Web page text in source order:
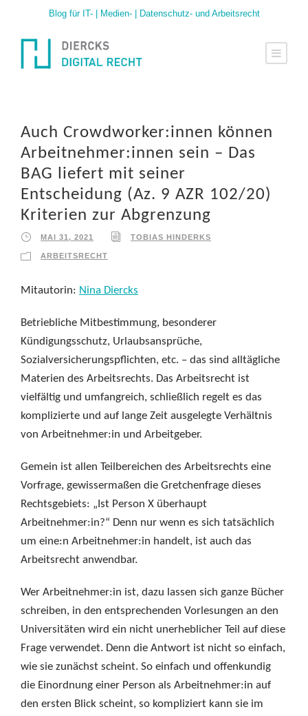
Blog für IT- | Medien- | Datenschutz- und Arbeitsrecht
Auch Crowdworker:innen können
Arbeitnehmer:innen sein – Das
BAG liefert mit seiner
Entscheidung (Az. 9 AZR 102/20)
Kriterien zur Abgrenzung
MAI 31, 2021 TOBIAS HINDERKS
ARBEITSRECHT
Mitautorin: Nina Diercks
Betriebliche Mitbestimmung, besonderer
Kündigungsschutz, Urlaubsansprüche,
Sozialversicherungspflichten, etc. – das sind alltägliche
Materien des Arbeitsrechts. Das Arbeitsrecht ist
vielfältig und umfangreich, schließlich regelt es das
komplizierte und auf lange Zeit ausgelegte Verhältnis
von Arbeitnehmer:in und Arbeitgeber.
Gemein ist allen Teilbereichen des Arbeitsrechts eine
Vorfrage, gewissermaßen die Gretchenfrage dieses
Rechtsgebiets: „Ist Person X überhaupt
Arbeitnehmer:in?“ Denn nur wenn es sich tatsächlich
um eine:n Arbeitnehmer:in handelt, ist auch das
Arbeitsrecht anwendbar.
Wer Arbeitnehmer:in ist, dazu lassen sich ganze Bücher
schreiben, in den entsprechenden Vorlesungen an den
Universitäten wird ein nicht unerheblicher Teil auf diese
Frage verwendet. Denn die Antwort ist nicht so einfach,
wie sie zunächst scheint. So einfach und offenkundig
die Einordnung einer Person als Arbeitnehmer:in auf
den ersten Blick scheint, so kompliziert kann sie im